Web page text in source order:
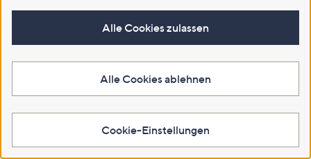
Alle Cookies zulassen
Alle Cookies ablehnen
Cookie-Einstellungen